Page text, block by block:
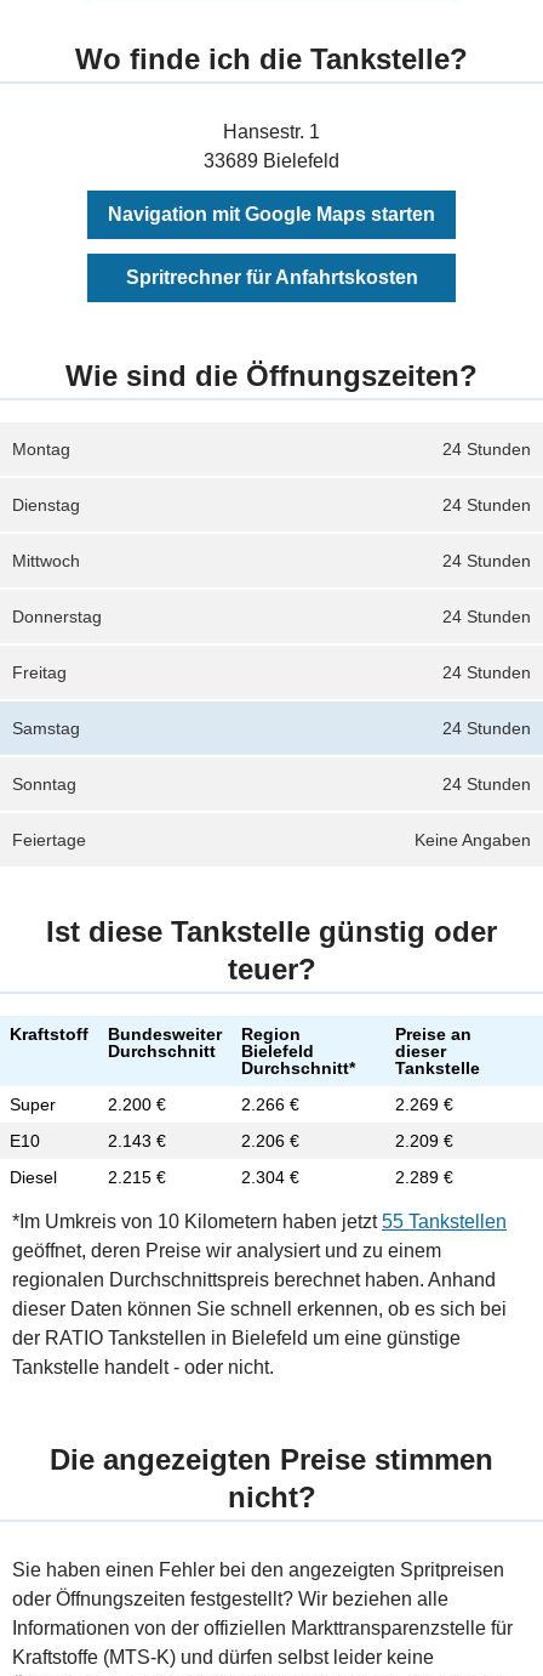
Wo finde ich die Tankstelle?
Hansestr. 1
33689 Bielefeld
Navigation mit Google Maps starten
Spritrechner für Anfahrtskosten
Wie sind die Öffnungszeiten?
24 Stunden
Montag
24 Stunden
Dienstag
24 Stunden
Mittwoch
24 Stunden
Donnerstag
24 Stunden
Freitag
24 Stunden
Samstag
24 Stunden
Sonntag
Keine Angaben
Feiertage
Ist diese Tankstelle günstig oder
teuer?
Kraftstoff
Bundesweiter
Durchschnitt
Region
Bielefeld
Durchschnitt*
Preise an
dieser
Tankstelle
Super
2.200 € 2.266 €
2.269 €
E10
2.143 € 2.206 €
2.209 €
Diesel
2.215 € 2.304 € 2.289 €
*Im Umkreis von 10 Kilometern haben jetzt55 Tankstellen
geöffnet, deren Preise wir analysiert und zu einem
regionalen Durchschnittspreis berechnet haben. Anhand
dieser Daten können Sie schnell erkennen, ob es sich bei
der RATIO Tankstellen in Bielefeld um eine günstige
Tankstelle handelt - oder nicht.
Die angezeigten Preise stimmen
nicht?
Sie haben einen Fehler bei den angezeigten Spritpreisen
oder Öffnungszeiten festgestellt? Wir beziehen alle
Informationen von der offiziellen Markttransparenzstelle für
Kraftstoffe (MTS-K) und dürfen selbst leider keine